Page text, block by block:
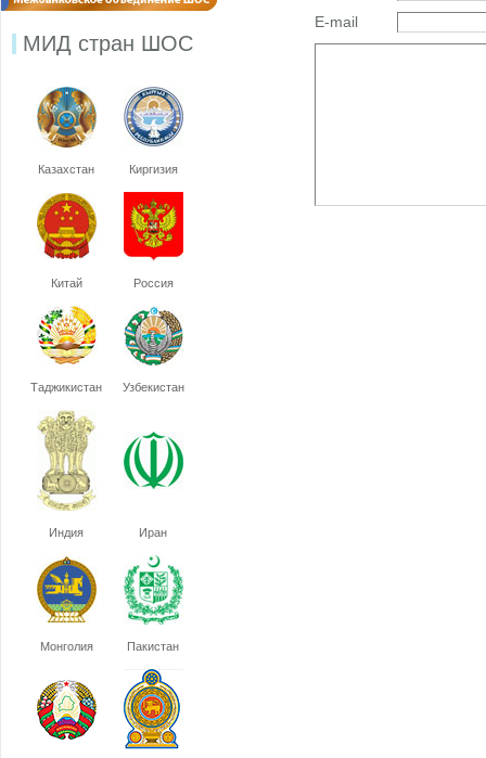
МИД стран ШОС
Казахстан Киргизия
Китай Россия
Таджикистан Узбекистан
Индия Иран
Монголия Пакистан
E-mail